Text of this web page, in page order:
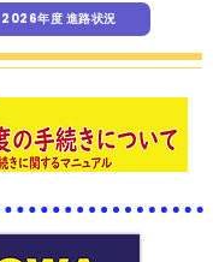
2026年度 進路状況